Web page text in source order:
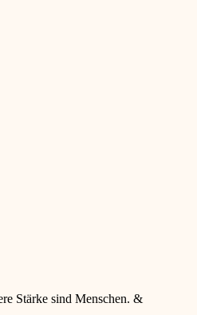
Stärke sind Menschen. &